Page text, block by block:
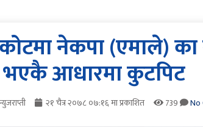
नेकपा (एमाले) का
आधारमा कुटपिट
२१ चैत्र २०७८ ०७:१६ मा प्रकाशित 739 No